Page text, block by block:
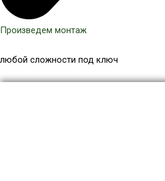
Произведем монтаж
любой сложности под ключ